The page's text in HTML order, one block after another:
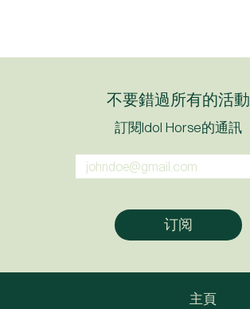
不要錯過所有的活動
訂閱Idol Horse的通訊
主頁